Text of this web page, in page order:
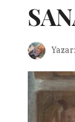
Yazar: